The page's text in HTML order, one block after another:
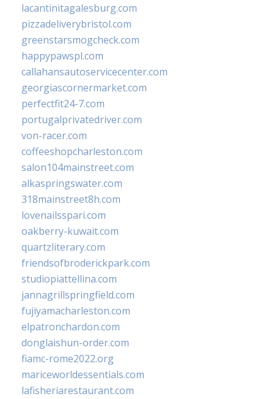
lacantinitagalesburg.com
pizzadeliverybristol.com
greenstarsmogcheck.com
happypawspl.com
callahansautoservicecenter.com
georgiascornermarket.com
perfectfit24-7.com
portugalprivatedriver.com
von-racer.com
coffeeshopcharleston.com
salon104mainstreet.com
alkaspringswater.com
318mainstreet8h.com
lovenailsspari.com
oakberry-kuwait.com
quartzliterary.com
friendsofbroderickpark.com
studiopiattellina.com
jannagrillspringfield.com
fujiyamacharleston.com
elpatronchardon.com
donglaishun-order.com
fiamc-rome2022.org
mariceworldessentials.com
lafisheriarestaurant.com